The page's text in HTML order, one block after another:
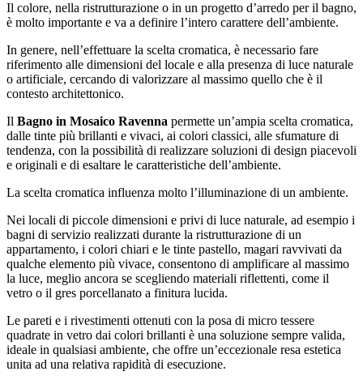
Il colore, nella ristrutturazione o in un progetto d’arredo per il bagno,
è molto importante e va a definire l’intero carattere dell’ambiente.
In genere, nell’effettuare la scelta cromatica, è necessario fare
riferimento alle dimensioni del locale e alla presenza di luce naturale
o artificiale, cercando di valorizzare al massimo quello che è il
contesto architettonico.
Il Bagno in Mosaico Ravenna permette un’ampia scelta cromatica,
dalle tinte più brillanti e vivaci, ai colori classici, alle sfumature di
tendenza, con la possibilità di realizzare soluzioni di design piacevoli
e originali e di esaltare le caratteristiche dell’ambiente.
La scelta cromatica influenza molto l’illuminazione di un ambiente.
Nei locali di piccole dimensioni e privi di luce naturale, ad esempio i
bagni di servizio realizzati durante la ristrutturazione di un
appartamento, i colori chiari e le tinte pastello, magari ravvivati da
qualche elemento più vivace, consentono di amplificare al massimo
la luce, meglio ancora se scegliendo materiali riflettenti, come il
vetro o il gres porcellanato a finitura lucida.
Le pareti e i rivestimenti ottenuti con la posa di micro tessere
quadrate in vetro dai colori brillanti è una soluzione sempre valida,
ideale in qualsiasi ambiente, che offre un’eccezionale resa estetica
unita ad una relativa rapidità di esecuzione.